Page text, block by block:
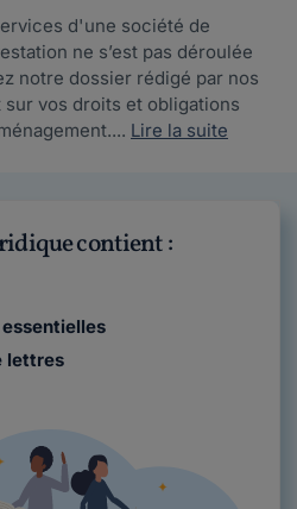
contient :
lettres
d'une société de
ne s’est pas déroulée
notre dossier rédigé par nos
vos droits et obligations
Lire la suite